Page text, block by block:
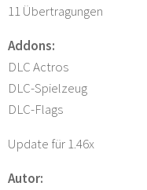
11 Übertragungen
Addons:
DLC Actros
DLC-Spielzeug
DLC-Flags
Update für 1.46x
Autor: